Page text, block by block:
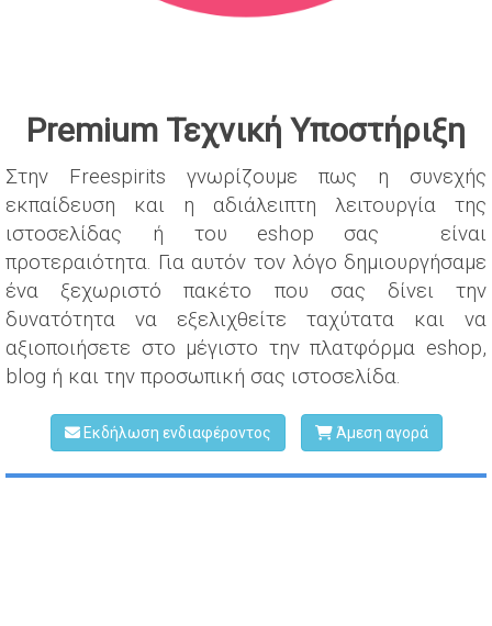
Premium Τεχνική Υποστήριξη
Στην Freespirits γνωρίζουμε πως η συνεχής
εκπαίδευση και η αδιάλειπτη λειτουργία της
ιστοσελίδας ή του eshop σας είναι
προτεραιότητα. Για αυτόν τον λόγο δημιουργήσαμε
ένα ξεχωριστό πακέτο που σας δίνει την
δυνατότητα να εξελιχθείτε ταχύτατα και να
αξιοποιήσετε στο μέγιστο την πλατφόρμα eshop,
blog ή και την προσωπική σας ιστοσελίδα.
Εκδήλωση ενδιαφέροντος Άμεση αγορά